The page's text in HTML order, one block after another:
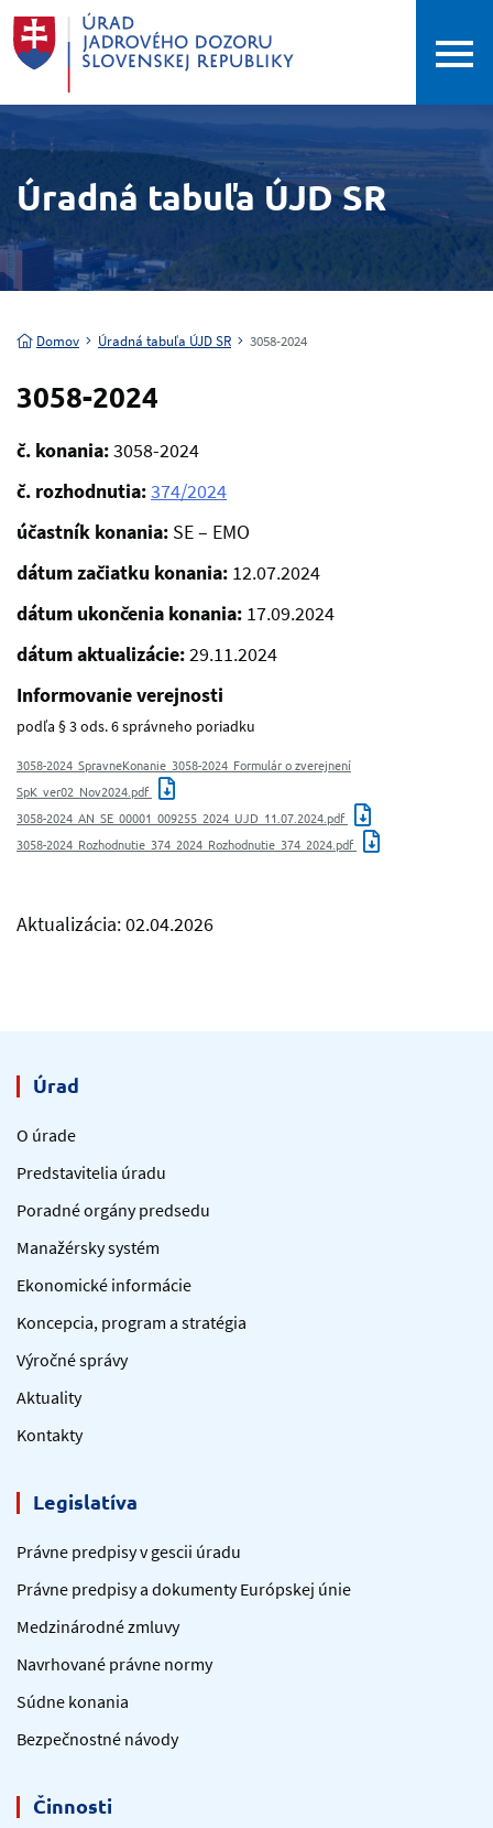
Úradná tabuľa ÚJD SR
Domov Úradná tabuľa ÚJD SR 3058-2024
3058-2024
č. konania:3058-2024
č. rozhodnutia:374/2024
účastník konania: SE – EMO
dátum začiatku konania: 12.07.2024
dátum ukončenia konania: 17.09.2024
dátum aktualizácie:29.11.2024
Informovanie verejnosti
podľa § 3 ods. 6 správneho poriadku
3058-2024_SpravneKonanie_3058-2024_Formulár o zverejnení
SpK_ver02_Nov2024.pdf
3058-2024_AN_SE_00001_009255_2024_UJD_11.07.2024.pdf
3058-2024_Rozhodnutie_374_2024_Rozhodnutie_374_2024.pdf
Aktualizácia: 02.04.2026
Úrad
O úrade
Predstavitelia úradu
Poradné orgány predsedu
Manažérsky systém
Ekonomické informácie
Koncepcia, program a stratégia
Výročné správy
Aktuality
Kontakty
Legislatíva
Právne predpisy v gescii úradu
Právne predpisy a dokumenty Európskej únie
Medzinárodné zmluvy
Navrhované právne normy
Súdne konania
Bezpečnostné návody
Činnosti